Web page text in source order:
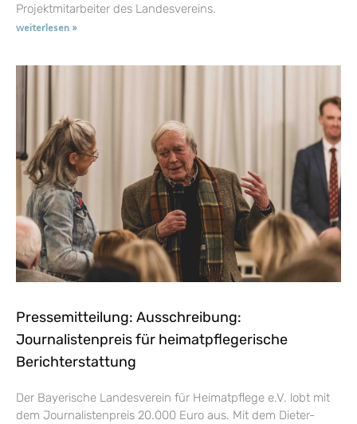
Projektmitarbeiter des Landesvereins.
weiterlesen »
Pressemitteilung: Ausschreibung:
Journalistenpreis für heimatpflegerische
Berichterstattung
Der Bayerische Landesverein für Heimatpflege e.V. lobt mit
dem Journalistenpreis 20.000 Euro aus. Mit dem Dieter-